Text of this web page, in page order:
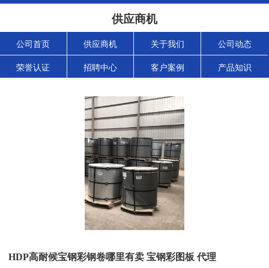
供应商机
公司首页 供应商机 关于我们 公司动态
荣誉认证 招聘中心 客户案例 产品知识
HDP高耐候宝钢彩钢卷哪里有卖 宝钢彩图板 代理